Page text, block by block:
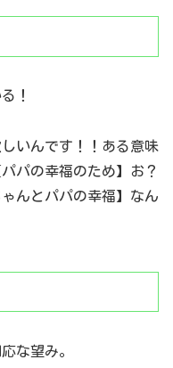
！
いんです！！ある意味
パの幸福のため】お？
んとパパの幸福】なん
な望み。